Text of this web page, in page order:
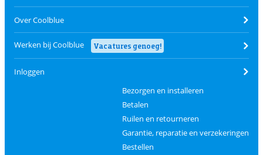
Over Coolblue
Werken bij Coolblue Vacatures genoeg!
Inloggen
Bezorgen en installeren
Betalen
Ruilen en retourneren
Garantie, reparatie en verzekeringen
Bestellen